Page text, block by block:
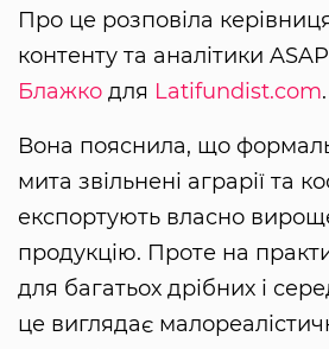
Про це розповіла
контенту та аналітики
Блажко для Latifundist.com.
Вона пояснила, що
мита звільнені аграрії та
експортують власно
продукцію. Проте на
для багатьох дрібних і
це виглядає